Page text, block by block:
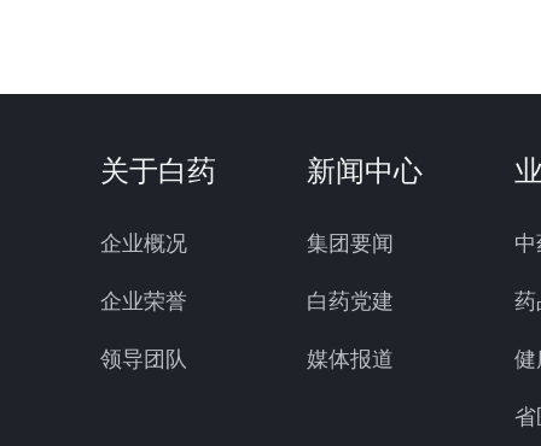
关于白药
企业概况
企业荣誉
领导团队
新闻中心
集团要闻
白药党建
媒体报道
药
健
省